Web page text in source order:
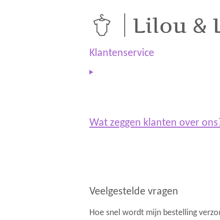
t
a
g
a
p
Klantenservice
Wat zeggen klanten over
Veelgestelde vragen
Hoe snel wordt mijn bestelling